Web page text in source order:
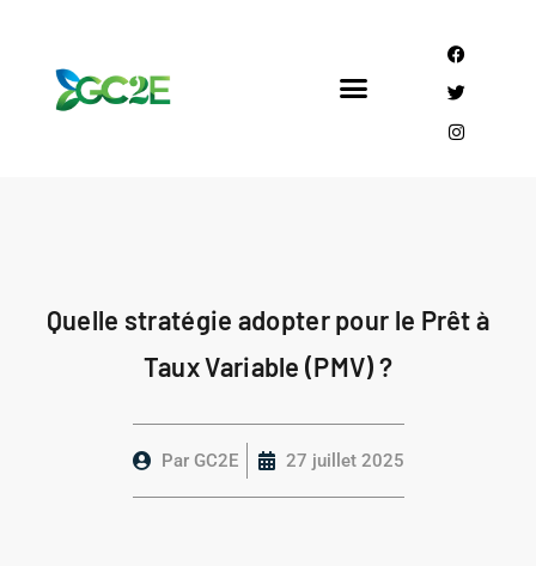
Quelle stratégie adopter pour le Prêt à
Taux Variable (PMV) ?
ParGC2E 27 juillet 2025